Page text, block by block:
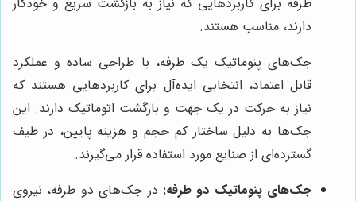
دارند، مناسب هستند.
جک‌های پنوماتیک یک طرفه، با طراحی ساده و عملکرد
قابل اعتماد، انتخابی ایده‌آل برای کاربردهایی هستند که
نیاز به حرکت در یک جهت و بازگشت اتوماتیک دارند. این
جک‌ها به دلیل ساختار کم حجم و هزینه پایین، در طیف
گسترده‌ای از صنایع مورد استفاده قرار می‌گیرند.
جک‌های پنوماتیک دو طرفه: در جک‌های دو طرفه، نیروی